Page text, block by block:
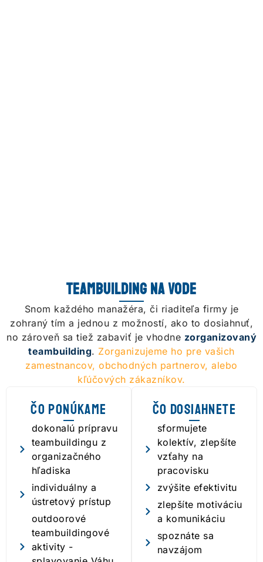
Teambuilding na vode
Snom každého manažéra, či riaditeľa firmy je
zohraný tím a jednou z možností, ako to dosiahnuť,
no zároveň sa tiež zabaviť je vhodne zorganizovaný
teambuilding. Zorganizujeme ho pre vašich
zamestnancov, obchodných partnerov, alebo
kľúčových zákazníkov.
Čo dosiahnete
sformujete
kolektív, zlepšíte
vzťahy na
pracovisku
zvýšite efektivitu
zlepšíte motiváciu
a komunikáciu
spoznáte sa
navzájom
Čo ponúkame
dokonalú prípravu
teambuildingu z
organizačného
hľadiska
individuálny a
ústretový prístup
outdoorové
teambuildingové
aktivity -